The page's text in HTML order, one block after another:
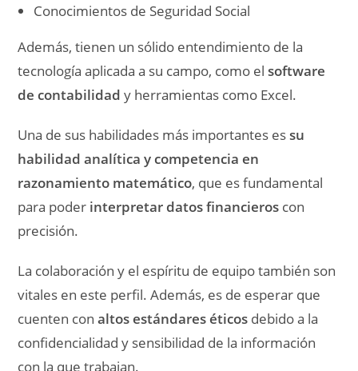
Conocimientos de Seguridad Social
Además, tienen un sólido entendimiento de la
tecnología aplicada a su campo, como elsoftware
de contabilidady herramientas como Excel.
Una de sus habilidades más importantes essu
habilidad analítica y competencia en
razonamiento matemático, que es fundamental
para poder interpretar datos financieros con
precisión.
La colaboración y el espíritu de equipo también son
vitales en este perfil. Además, es de esperar que
cuenten conaltos estándares éticos debido a la
confidencialidad y sensibilidad de la información
con la que trabajan.